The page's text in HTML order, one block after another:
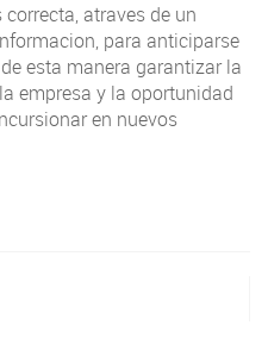
atraves de un
para anticiparse
esta manera garantizar la
empresa y la oportunidad
en nuevos